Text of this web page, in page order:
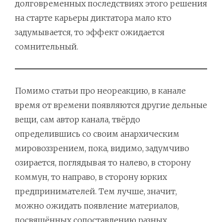
долговременных последствиях этого решения
на старте карьеры диктатора мало кто
задумывается, то эффект ожидается
сомнительный.
Помимо статьи про неореакцию, в канале
время от времени появляются другие дельные
вещи, сам автор канала, твёрдо
определившись со своим анархическим
мировоззрением, пока, видимо, задумчиво
озирается, поглядывая то налево, в сторону
коммун, то направо, в сторону юрких
предпринимателей. Тем лучше, значит,
можно ожидать появление материалов,
посвящённых сопоставлению разных